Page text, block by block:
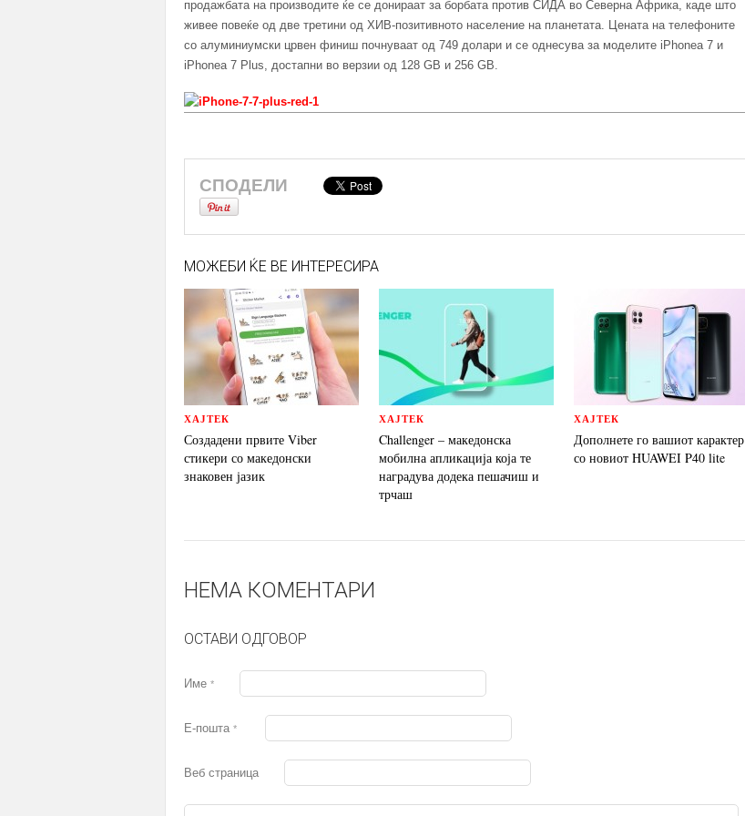
продажбата на производите ќе се донираат за борбата против СИДА во Северна Африка, каде што
живее повеќе од две третини од ХИВ-позитивното население на планетата. Цената на телефоните
со алуминиумски црвен финиш почнуваат од 749 долари и се однесува за моделите iPhonea 7 и
iPhonea 7 Plus, достапни во верзии од 128 GB и 256 GB.
СПОДЕЛИ
МОЖЕБИ ЌЕ ВЕ ИНТЕРЕСИРА
ХАЈТЕК
Создадени првите Viber
стикери со македонски
знаковен јазик
ХАЈТЕК
Challenger – македонска
мобилна апликација која те
наградува додека пешачиш и
трчаш
ХАЈТЕК
Дополнете го вашиот карактер
со новиот HUAWEI P40 lite
НЕМА КОМЕНТАРИ
ОСТАВИ ОДГОВОР
Име *
Е-пошта *
Веб страница